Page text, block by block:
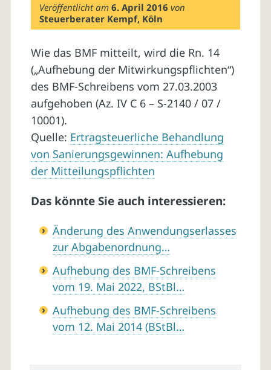
Veröffentlicht am6. April 2016 von
Steuerberater Kempf, Köln
Wie das BMF mitteilt, wird die Rn. 14
(„Aufhebung der Mitwirkungspflichten“)
des BMF-Schreibens vom 27.03.2003
aufgehoben (Az. IV C 6 – S-2140 / 07 /
10001).
Quelle: Ertragsteuerliche Behandlung
von Sanierungsgewinnen: Aufhebung
der Mitteilungspflichten
Das könnte Sie auch interessieren:
Änderung des Anwendungserlasses
zur Abgabenordnung…
Aufhebung des BMF-Schreibens
vom 19. Mai 2022, BStBl…
Aufhebung des BMF-Schreibens
vom 12. Mai 2014 (BStBl…